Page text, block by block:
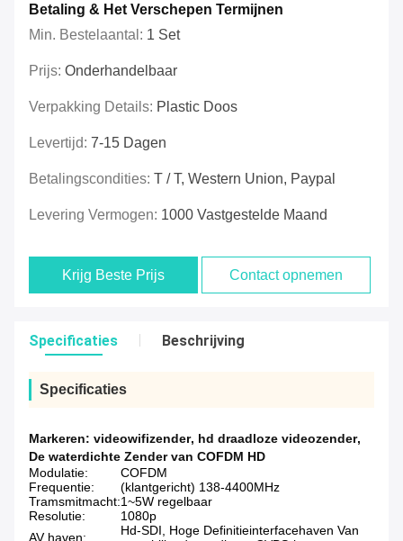
Betaling & Het Verschepen Termijnen
Min. Bestelaantal: 1 Set
Prijs: Onderhandelbaar
Verpakking Details: Plastic Doos
Levertijd: 7-15 Dagen
Betalingscondities: T / T, Western Union, Paypal
Levering Vermogen: 1000 Vastgestelde Maand
Krijg Beste Prijs Contact opnemen
Specificaties Beschrijving
Specificaties
Markeren: videowifizender, hd draadloze videozender,
De waterdichte Zender van COFDM HD
Modulatie:
COFDM
Frequentie:
(klantgericht) 138-4400MHz
Tramsmitmacht:1~5W regelbaar
Resolutie:
1080p
AV haven:
Hd-SDI, Hoge Definitieinterfacehaven Van